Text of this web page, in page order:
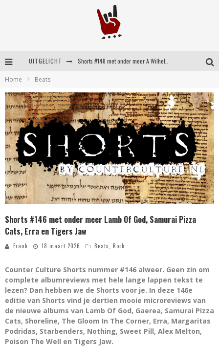
UITGELICHT
Britse emorockers van Basement maken tweede comeback met het indrukwekkende ‘Wired’
Shorts #149 met onder meer No Cure, Eva Under Fire, The Hu en Sleeping With Sirens
Home Beats
Shorts #146 met onder meer Lamb Of God, Samurai Pizza
Cats, Erra en Tigers Jaw
Frank 18 maart 2026 Beats, Rock
Counter Culture Shorts nummer #146 alweer. Geen zin om
complete albumreviews met hele lange lappen tekst te
lezen? Dan hebben we de Shorts voor je. In deze 146e
editie van Shorts vind je dertien mooie microreviews van
de nieuwe albums van Lamb Of God, Gaerea, Samurai Pizza
Cats, Shoreline, The Gloom In The Corner, Erra, Margaritas
Podridas, Starbenders, Nothing, Sweet Pill, Alex Melton,
Poison The Well en Tigers Jaw.